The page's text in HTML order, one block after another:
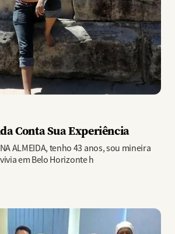
Conta Sua Experiência
ALMEIDA, tenho 43 anos, sou mineira
em Belo Horizonte h